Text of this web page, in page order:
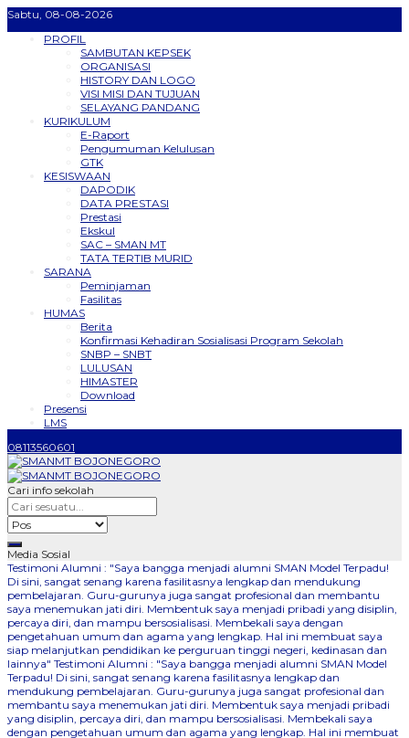
Sabtu, 08-08-2026
PROFIL
SAMBUTAN KEPSEK
ORGANISASI
HISTORY DAN LOGO
VISI MISI DAN TUJUAN
SELAYANG PANDANG
KURIKULUM
E-Raport
Pengumuman Kelulusan
GTK
KESISWAAN
DAPODIK
DATA PRESTASI
Prestasi
Ekskul
SAC – SMAN MT
TATA TERTIB MURID
SARANA
Peminjaman
Fasilitas
HUMAS
Berita
Konfirmasi Kehadiran Sosialisasi Program Sekolah
SNBP – SNBT
LULUSAN
HIMASTER
Download
Presensi
LMS
08113560601
Cari info sekolah
Media Sosial
Testimoni Alumni : "Saya bangga menjadi alumni SMAN Model Terpadu!
Di sini, sangat senang karena fasilitasnya lengkap dan mendukung
pembelajaran. Guru-gurunya juga sangat profesional dan membantu
saya menemukan jati diri. Membentuk saya menjadi pribadi yang disiplin,
percaya diri, dan mampu bersosialisasi. Membekali saya dengan
pengetahuan umum dan agama yang lengkap. Hal ini membuat saya
siap melanjutkan pendidikan ke perguruan tinggi negeri, kedinasan dan
lainnya" Testimoni Alumni : "Saya bangga menjadi alumni SMAN Model
Terpadu! Di sini, sangat senang karena fasilitasnya lengkap dan
mendukung pembelajaran. Guru-gurunya juga sangat profesional dan
membantu saya menemukan jati diri. Membentuk saya menjadi pribadi
yang disiplin, percaya diri, dan mampu bersosialisasi. Membekali saya
dengan pengetahuan umum dan agama yang lengkap. Hal ini membuat